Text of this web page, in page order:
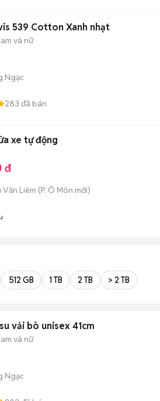
539 Cotton Xanh nhạt
và nữ
Ngạc
283 đã bán
xe tự động
đ
Văn Liêm (P. Ô Môn mới)
512 GB 1 TB 2 TB > 2 TB
vải bò unisex 41cm
và nữ
Ngạc